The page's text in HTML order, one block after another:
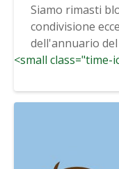
Siamo rimasti
condivisione
dell'annuario del
<small class="time-